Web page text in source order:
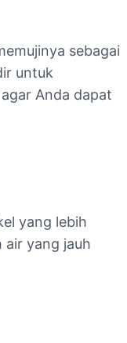
sebagai
untuk
Anda dapat
yang lebih
air yang jauh